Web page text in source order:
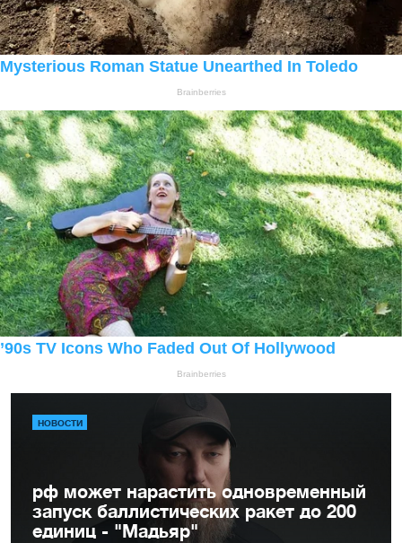
НОВОСТИ
рф может нарастить одновременный
запуск баллистических ракет до 200
единиц - "Мадьяр"